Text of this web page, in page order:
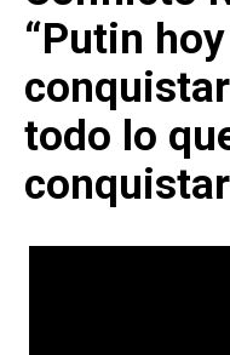
“Putin
todo lo